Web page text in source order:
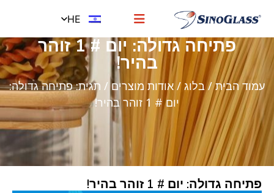
HE
פתיחה גדולה: יום # 1 זוהר
בהיר!
עמוד הבית/בלוג/אודות מוצרים / תגית: פתיחה גדולה:
יום # 1 זוהר בהיר!
פתיחה גדולה: יום # 1 זוהר בהיר!